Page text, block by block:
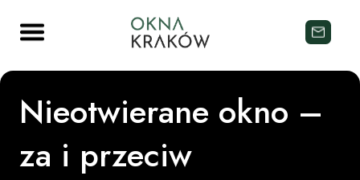
Nieotwierane okno –
za i przeciw